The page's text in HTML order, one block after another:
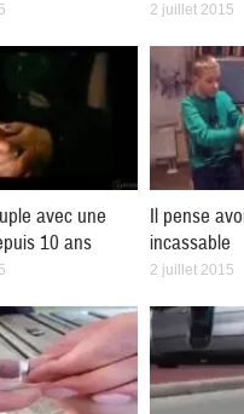
2 juillet 2015
avec une
10 ans
Il pense
incassable
2 juillet 2015